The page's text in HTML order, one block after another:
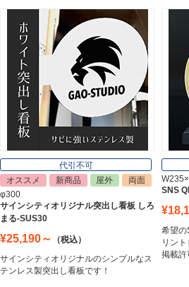
代引不可
オススメ
新商品 屋外
両面
φ300
サインシティオリジナル突出し看板 しろ
まる-SUS30
¥25,190～
（税込）
サインシティオリジナルのシンプルなス
テンレス製突出し看板です！
SNS
希望の
リン
掲載許